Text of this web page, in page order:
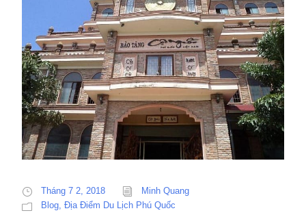
Tháng 7 2, 2018
Minh Quang
Blog, Địa Điểm Du Lịch Phú Quốc